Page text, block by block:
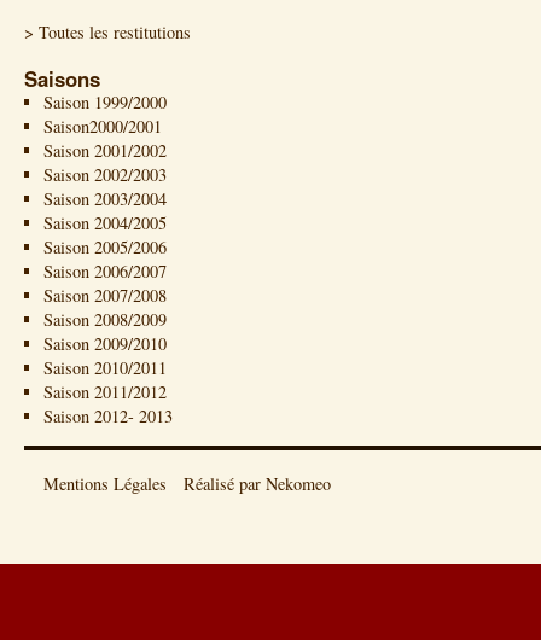
> Toutes les restitutions
Saisons
Saison 1999/2000
Saison2000/2001
Saison 2001/2002
Saison 2002/2003
Saison 2003/2004
Saison 2004/2005
Saison 2005/2006
Saison 2006/2007
Saison 2007/2008
Saison 2008/2009
Saison 2009/2010
Saison 2010/2011
Saison 2011/2012
Saison 2012- 2013
Mentions Légales Réalisé par Nekomeo